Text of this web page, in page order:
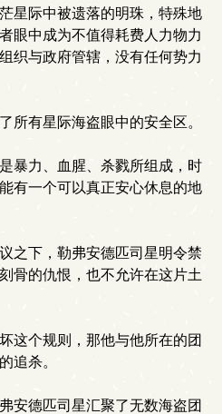
星际中被遗落的明珠，特殊地
眼中成为不值得耗费人力物力
织与政府管辖，没有任何势力
所有星际海盗眼中的安全区。
暴力、血腥、杀戮所组成，时
有一个可以真正安心休息的地
之下，勒弗安德匹司星明令禁
骨的仇恨，也不允许在这片土
这个规则，那他与他所在的团
追杀。
安德匹司星汇聚了无数海盗团